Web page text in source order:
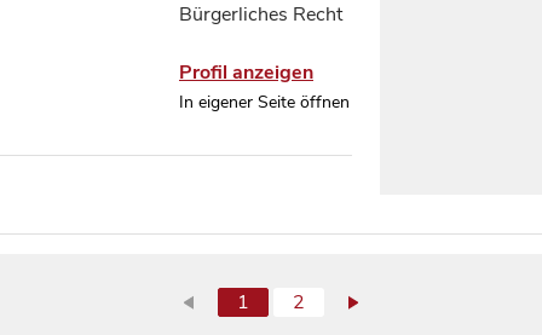
Bürgerliches Recht
Profil anzeigen
In eigener Seite öffnen
1 2